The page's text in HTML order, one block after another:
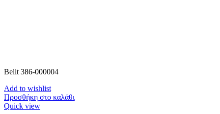
Belit 386-000004
Add to wishlist
Προσθήκη στο καλάθι
Quick view